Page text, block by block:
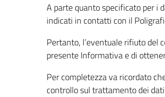
A parte quanto specificato per i
indicati in contatti con il
Pertanto, l’eventuale rifiuto del
presente Informativa e di
Per completezza va ricordato
controllo sul trattamento dei